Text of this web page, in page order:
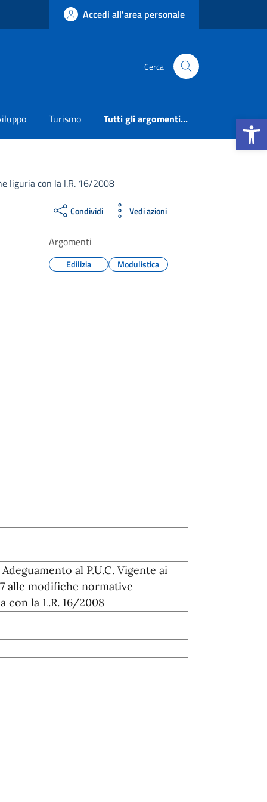
Apri la
Accedi all'area personale
Cerca
Turismo Tutti gli argomenti...
liguria con la l.R. 16/2008
Condividi Vedi azioni
Argomenti
Edilizia Modulistica
al P.U.C. Vigente ai
alle modifiche normative
con la L.R. 16/2008